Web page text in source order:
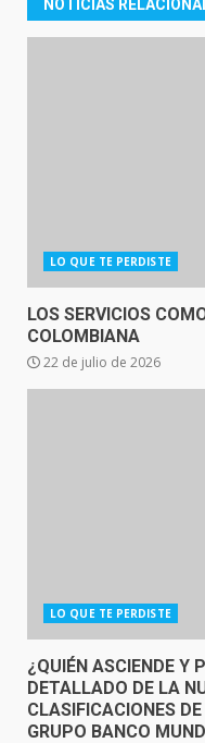
NOTICIAS
LO QUE TE PERDISTE
LOS SERVICIOS
COLOMBIANA
22 de julio de 2026
LO QUE TE PERDISTE
¿QUIÉN ASCIENDE Y
DETALLADO DE LA
CLASIFICACIONES
GRUPO BANCO